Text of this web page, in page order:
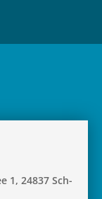
1, 24837 Sch­